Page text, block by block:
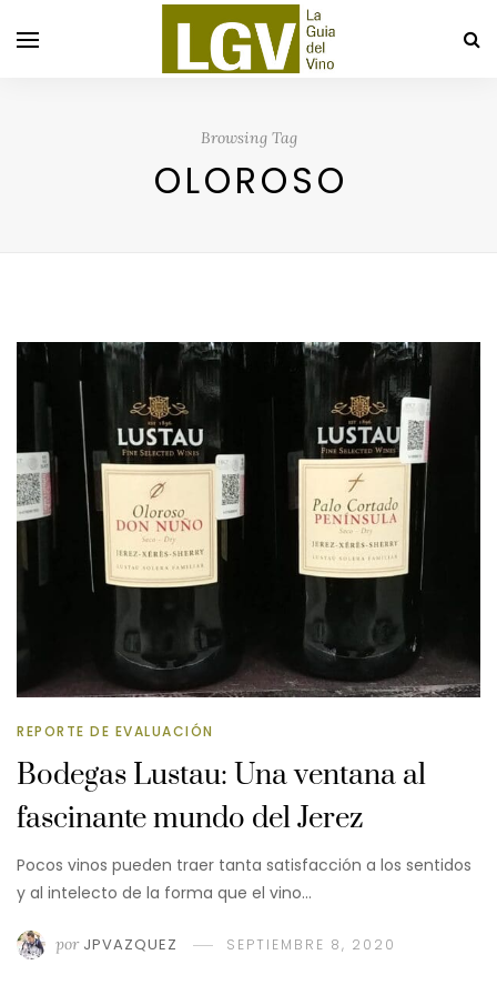
Browsing Tag
OLOROSO
REPORTE DE EVALUACIÓN
Bodegas Lustau: Una ventana al
fascinante mundo del Jerez
Pocos vinos pueden traer tanta satisfacción a los sentidos
y al intelecto de la forma que el vino…
por JPVAZQUEZ SEPTIEMBRE 8, 2020